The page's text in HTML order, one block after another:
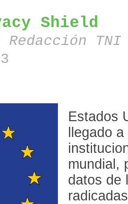
Shield
Redacción
Estados
llegado
mundial,
datos de